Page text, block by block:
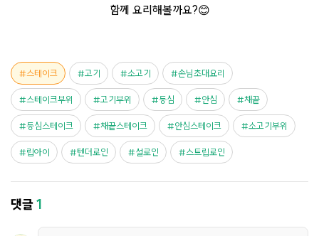
함께 요리해볼까요?😊
스테이크 고기 소고기 손님초대요리
스테이크부위 고기부위 등심 안심 채끝
등심스테이크 채끝스테이크 안심스테이크 소고기부위
립아이 텐더로인 설로인 스트립로인
댓글1